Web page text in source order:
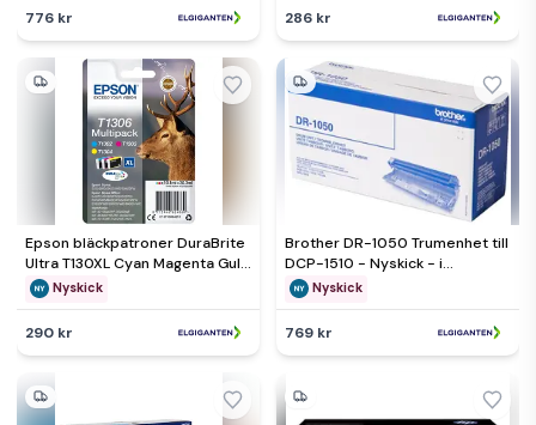
776 kr 286 kr
Epson bläckpatroner DuraBrite
Ultra T130XL Cyan Magenta Gul
- Nyskick - i originalförpackning
Nyskick
290 kr
Brother DR-1050 Trumenhet till
DCP-1510 - Nyskick - i
originalförpackning
Nyskick
769 kr